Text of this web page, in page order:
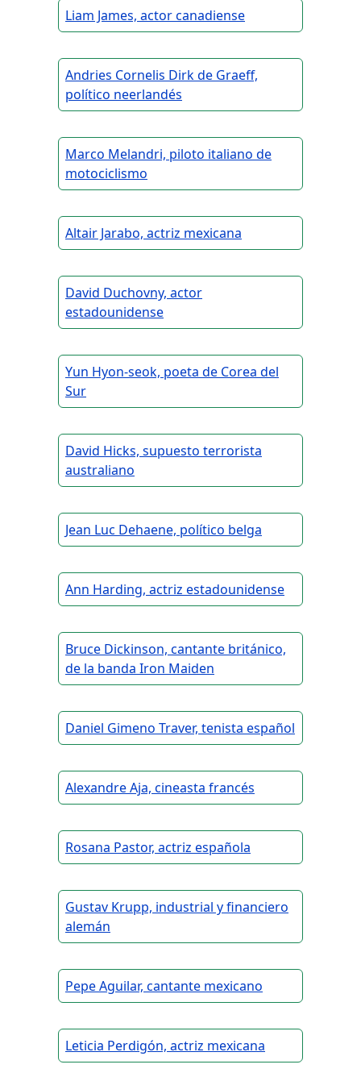
Liam James, actor canadiense
Andries Cornelis Dirk de Graeff,
político neerlandés
Marco Melandri, piloto italiano de
motociclismo
Altair Jarabo, actriz mexicana
David Duchovny, actor
estadounidense
Yun Hyon-seok, poeta de Corea del
Sur
David Hicks, supuesto terrorista
australiano
Jean Luc Dehaene, político belga
Ann Harding, actriz estadounidense
Bruce Dickinson, cantante británico,
de la banda Iron Maiden
Daniel Gimeno Traver, tenista español
Alexandre Aja, cineasta francés
Rosana Pastor, actriz española
Gustav Krupp, industrial y financiero
alemán
Pepe Aguilar, cantante mexicano
Leticia Perdigón, actriz mexicana